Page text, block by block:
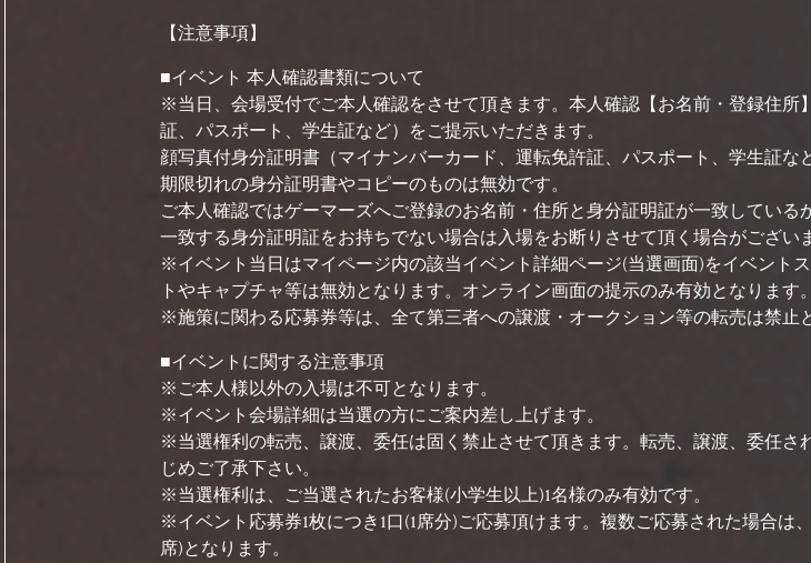
【注意事項】
■イベント 本人確認書類について
※当日、会場受付でご本人確認をさせて頂きます。本人確認【お名前・登録住
証、パスポート、学生証など）をご提示いただきます。
顔写真付身分証明書（マイナンバーカード、運転免許証、パスポート、学生証な
期限切れの身分証明書やコピーのものは無効です。
ご本人確認ではゲーマーズへご登録のお名前・住所と身分証明証が一致している
一致する身分証明証をお持ちでない場合は入場をお断りさせて頂く場合がござい
※イベント当日はマイページ内の該当イベント詳細ページ(当選画面)をイベント
トやキャプチャ等は無効となります。オンライン画面の提示のみ有効となります。
※施策に関わる応募券等は、全て第三者への譲渡・オークション等の転売は禁止
■イベントに関する注意事項
※ご本人様以外の入場は不可となります。
※イベント会場詳細は当選の方にご案内差し上げます。
※当選権利の転売、譲渡、委任は固く禁止させて頂きます。転売、譲渡、委任
じめご了承下さい。
※当選権利は、ご当選されたお客様(小学生以上)1名様のみ有効です。
※イベント応募券1枚につき1口(1席分)ご応募頂けます。複数ご応募された場合は
席)となります。